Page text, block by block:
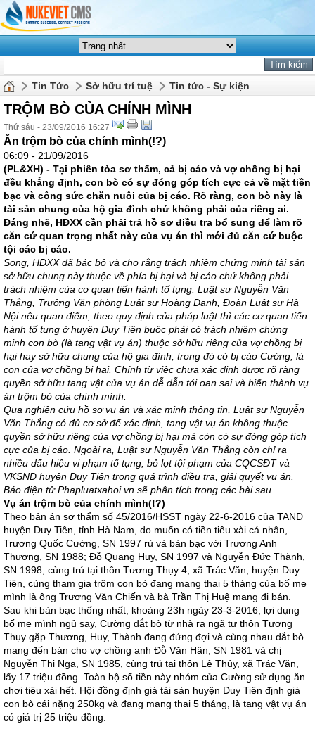
Tin Tức Sở hữu trí tuệ Tin tức - Sự kiện
TRỘM BÒ CỦA CHÍNH MÌNH
Thứ sáu - 23/09/2016 16:27
Ăn trộm bò của chính mình(!?)
06:09 - 21/09/2016
(PL&XH) - Tại phiên tòa sơ thẩm, cả bị cáo và vợ chồng bị hại
đều khẳng định, con bò có sự đóng góp tích cực cả về mặt tiền
bạc và công sức chăn nuôi của bị cáo. Rõ ràng, con bò này là
tài sản chung của hộ gia đình chứ không phải của riêng ai.
Đáng nhẽ, HĐXX cần phải trả hồ sơ điều tra bổ sung để làm rõ
căn cứ quan trọng nhất này của vụ án thì mới đủ căn cứ buộc
tội các bị cáo.
Song, HĐXX đã bác bỏ và cho rằng trách nhiệm chứng minh tài sản
sở hữu chung này thuộc về phía bị hại và bị cáo chứ không phải
trách nhiệm của cơ quan tiến hành tố tụng. Luật sư Nguyễn Văn
Thắng, Trưởng Văn phòng Luật sư Hoàng Danh, Đoàn Luật sư Hà
Nội nêu quan điểm, theo quy định của pháp luật thì các cơ quan tiến
hành tố tụng ở huyện Duy Tiên buộc phải có trách nhiệm chứng
minh con bò (là tang vật vụ án) thuộc sở hữu riêng của vợ chồng bị
hại hay sở hữu chung của hộ gia đình, trong đó có bị cáo Cường, là
con của vợ chồng bị hại. Chính từ việc chưa xác định được rõ ràng
quyền sở hữu tang vật của vụ án dễ dẫn tới oan sai và biến thành vụ
án trộm bò của chính mình.
Qua nghiên cứu hồ sợ vụ án và xác minh thông tin, Luật sư Nguyễn
Văn Thắng có đủ cơ sở để xác định, tang vật vụ án không thuộc
quyền sở hữu riêng của vợ chồng bị hại mà còn có sự đóng góp tích
cực của bị cáo. Ngoài ra, Luật sư Nguyễn Văn Thắng còn chỉ ra
nhiều dấu hiệu vi phạm tố tụng, bỏ lọt tội phạm của CQCSĐT và
VKSND huyện Duy Tiên trong quá trình điều tra, giải quyết vụ án.
Báo điện tử Phapluatxahoi.vn sẽ phân tích trong các bài sau.
Vụ án trộm bò của chính mình(!?)
Theo bản án sơ thẩm số 45/2016/HSST ngày 22-6-2016 của TAND
huyện Duy Tiên, tỉnh Hà Nam, do muốn có tiền tiêu xài cá nhân,
Trương Quốc Cường, SN 1997 rủ và bàn bạc với Trương Anh
Thương, SN 1988; Đỗ Quang Huy, SN 1997 và Nguyễn Đức Thành,
SN 1998, cùng trú tại thôn Tương Thụy 4, xã Trác Văn, huyện Duy
Tiên, cùng tham gia trộm con bò đang mang thai 5 tháng của bố mẹ
mình là ông Trương Văn Chiến và bà Trần Thị Huệ mang đi bán.
Sau khi bàn bạc thống nhất, khoảng 23h ngày 23-3-2016, lợi dụng
bố mẹ mình ngủ say, Cường dắt bò từ nhà ra ngã tư thôn Tượng
Thụy gặp Thương, Huy, Thành đang đứng đợi và cùng nhau dắt bò
mang đến bán cho vợ chồng anh Đỗ Văn Hân, SN 1981 và chị
Nguyễn Thị Nga, SN 1985, cùng trú tại thôn Lệ Thủy, xã Trác Văn,
lấy 17 triệu đồng. Toàn bộ số tiền này nhóm của Cường sử dụng ăn
chơi tiêu xài hết. Hội đồng định giá tài sản huyện Duy Tiên định giá
con bò cái nặng 250kg và đang mang thai 5 tháng, là tang vật vụ án
có giá trị 25 triệu đồng.